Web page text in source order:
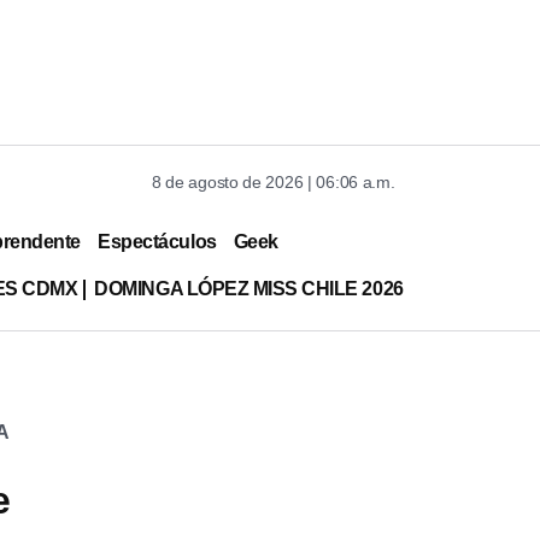
8 de agosto de 2026 | 06:06 a.m.
Espectáculos Geek
CDMX DOMINGA LÓPEZ MISS CHILE 2026